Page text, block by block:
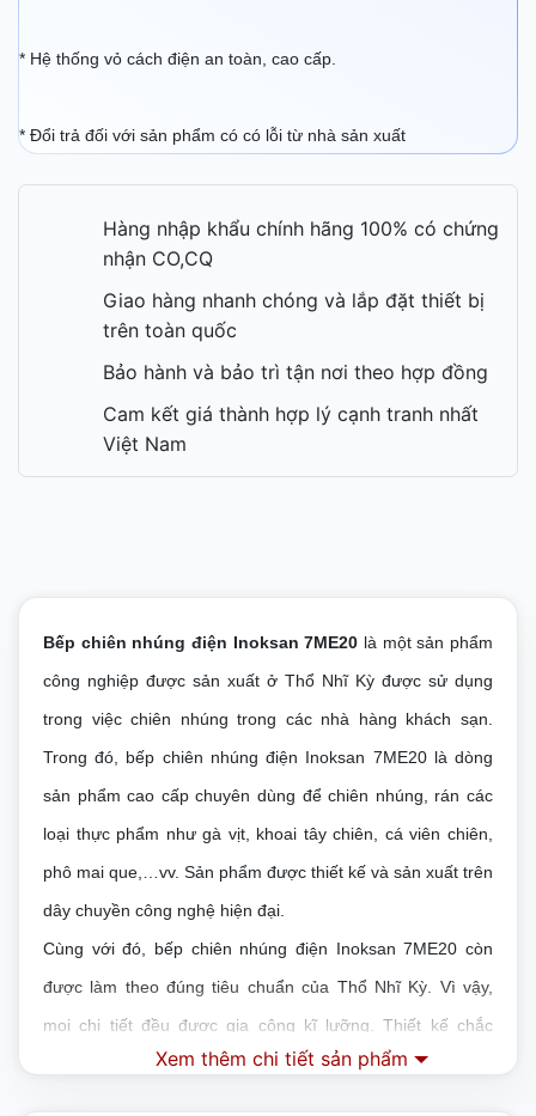
* Hệ thống vỏ cách điện an toàn, cao cấp.
* Đổi trả đối với sản phẩm có có lỗi từ nhà sản xuất
Hàng nhập khẩu chính hãng 100% có chứng
nhận CO,CQ
Giao hàng nhanh chóng và lắp đặt thiết bị
trên toàn quốc
Bảo hành và bảo trì tận nơi theo hợp đồng
Cam kết giá thành hợp lý cạnh tranh nhất
Việt Nam
Bếp chiên nhúng điện Inoksan 7ME20 là một sản phẩm
công nghiệp được sản xuất ở Thổ Nhĩ Kỳ được sử dụng
trong việc chiên nhúng trong các nhà hàng khách sạn.
Trong đó, bếp chiên nhúng điện Inoksan 7ME20là dòng
sản phẩm cao cấp chuyên dùng để chiên nhúng, rán các
loại thực phẩm như gà vịt, khoai tây chiên, cá viên chiên,
phô mai que,…vv. Sản phẩm được thiết kế và sản xuất trên
dây chuyền công nghệ hiện đại.
Cùng với đó, bếp chiên nhúng điện Inoksan 7ME20 còn
được làm theo đúng tiêu chuẩn của Thổ Nhĩ Kỳ. Vì vậy,
mọi chi tiết đều được gia công kĩ lưỡng. Thiết kế chắc
chắn, không hề bị méo mó, sứt mẻ như các dòng sản
Xem thêm chi tiết sản phẩm